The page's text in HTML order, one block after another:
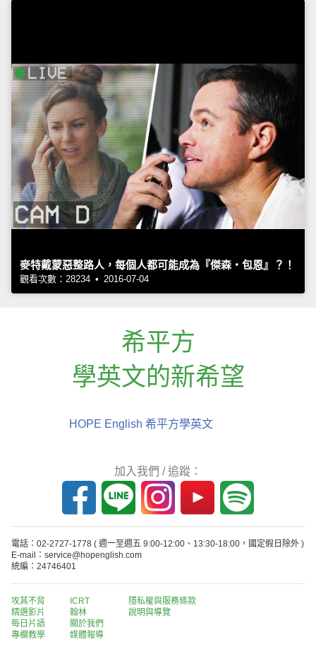
麥特戴蒙惡整路人，每個人都可能成為『傑森‧包恩』？！
觀看次數：28234 • 2016-07-04
希平方
學英文的新希望
HOPE English 希平方學英文
加入我們 / 追蹤：
電話：02-2727-1778 ( 週一至週五 9:00-12:00、13:30-18:00，國定假日除外 )
E-mail：service@hopenglish.com
統編：24746401
攻其不背
精選影片
每日片語
專欄教學
ICRT
翰林
關於我們
媒體報導
隱私權與服務條款
說明與導覽